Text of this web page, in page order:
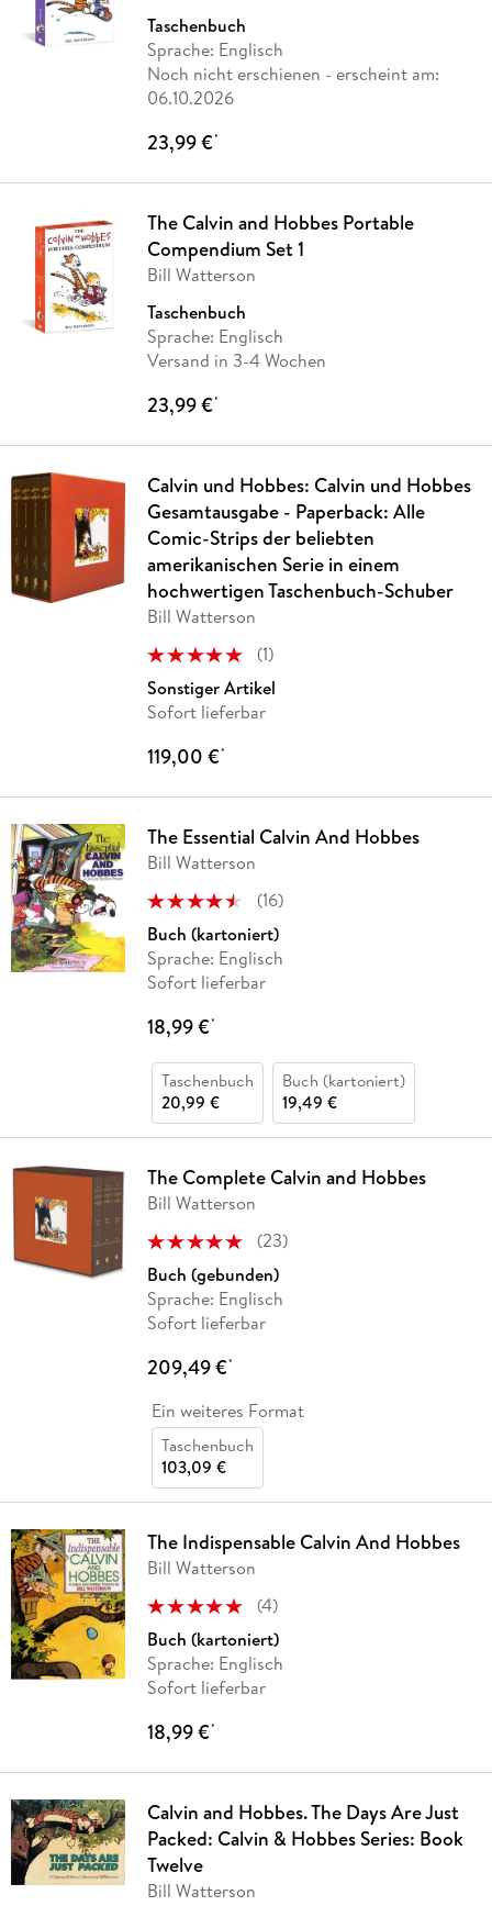
Taschenbuch
Sprache: Englisch
Noch nicht erschienen - erscheint am:
06.10.2026
23,99 €*
The Calvin and Hobbes Portable
Compendium Set 1
Bill Watterson
Taschenbuch
Sprache: Englisch
Versand in 3-4 Wochen
23,99 €*
Calvin und Hobbes: Calvin und Hobbes
Gesamtausgabe - Paperback: Alle
Comic-Strips der beliebten
amerikanischen Serie in einem
hochwertigen Taschenbuch-Schuber
Bill Watterson
(1)
Sonstiger Artikel
Sofort lieferbar
119,00 €*
The Essential Calvin And Hobbes
Bill Watterson
(16)
Buch (kartoniert)
Sprache: Englisch
Sofort lieferbar
18,99 €*
Taschenbuch
20,99 €
Buch (kartoniert)
19,49 €
The Complete Calvin and Hobbes
Bill Watterson
(23)
Buch (gebunden)
Sprache: Englisch
Sofort lieferbar
209,49 €*
Ein weiteres Format
Taschenbuch
103,09 €
The Indispensable Calvin And Hobbes
Bill Watterson
(4)
Buch (kartoniert)
Sprache: Englisch
Sofort lieferbar
18,99 €*
Calvin and Hobbes. The Days Are Just
Packed: Calvin & Hobbes Series: Book
Twelve
Bill Watterson